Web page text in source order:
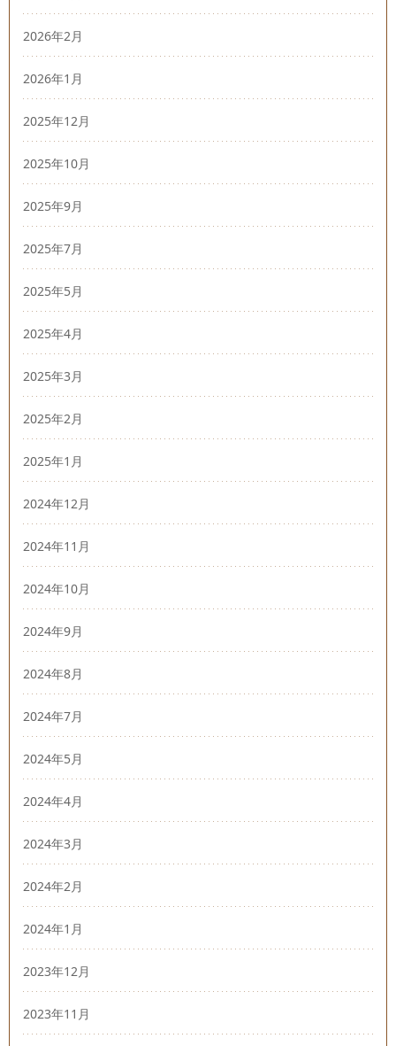
2026年2月
2026年1月
2025年12月
2025年10月
2025年9月
2025年7月
2025年5月
2025年4月
2025年3月
2025年2月
2025年1月
2024年12月
2024年11月
2024年10月
2024年9月
2024年8月
2024年7月
2024年5月
2024年4月
2024年3月
2024年2月
2024年1月
2023年12月
2023年11月